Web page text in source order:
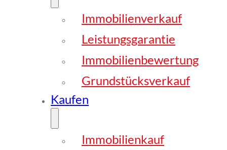
Immobilienverkauf
Leistungsgarantie
Immobilienbewertung
Grundstücksverkauf
Kaufen
Immobilienkauf